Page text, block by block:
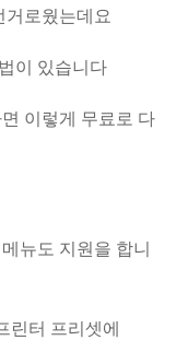
거로웠는데요
이 있습니다
이렇게 무료로 다
뉴도 지원을 합니
린터 프리셋에